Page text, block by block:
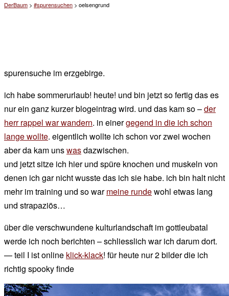
DerBaum > #spurensuchen > oelsengrund
spurensuche im erzgebirge.
ich habe sommerurlaub! heute! und bin jetzt so fertig das es
nur ein ganz kurzer blogeintrag wird. und das kam so –der
herr rappel war wandern. in einergegend in die ich schon
lange wollte. eigentlich wollte ich schon vor zwei wochen
aber da kam unswasdazwischen.
und jetzt sitze ich hier und spüre knochen und muskeln von
denen ich gar nicht wusste das ich sie habe. ich bin halt nicht
mehr im training und so warmeine rundewohl etwas lang
und strapaziös…
über die verschwundene kulturlandschaft im gottleubatal
werde ich noch berichten – schliesslich war ich darum dort.
— teil I ist online klick-klack! für heute nur 2 bilder die ich
richtig spooky finde